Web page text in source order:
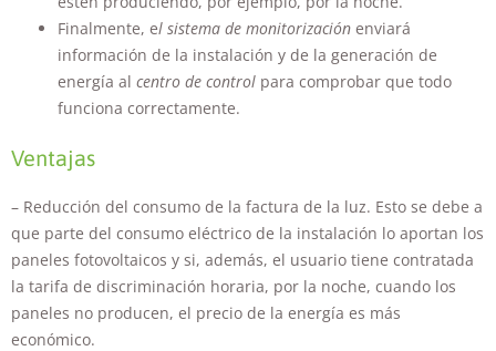
Finalmente, el sistema de monitorización enviará
información de la instalación y de la generación de
energía al centro de control para comprobar que todo
funciona correctamente.
Ventajas
– Reducción del consumo de la factura de la luz. Esto se debe a
que parte del consumo eléctrico de la instalación lo aportan los
paneles fotovoltaicos y si, además, el usuario tiene contratada
la tarifa de discriminación horaria, por la noche, cuando los
paneles no producen, el precio de la energía es más
económico.
ver contenido y
personalizados.